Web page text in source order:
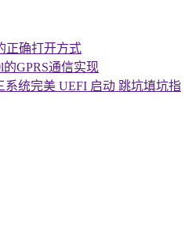
正确打开方式
GPRS通信实现
系统完美 UEFI 启动 跳坑填坑指